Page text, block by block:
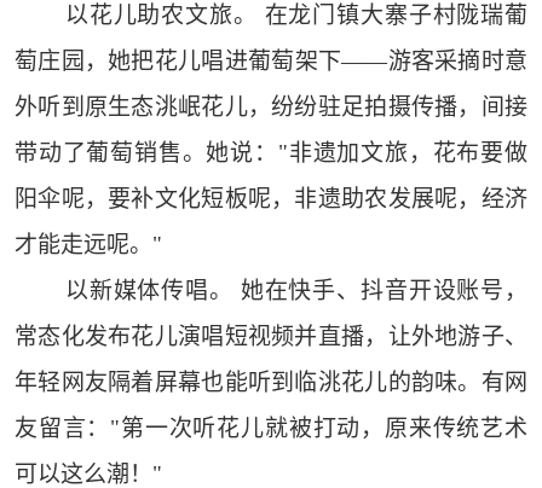
以花儿助农文旅。 在龙门镇大寨子村陇瑞葡
萄庄园，她把花儿唱进葡萄架下——游客采摘时意
外听到原生态洮岷花儿，纷纷驻足拍摄传播，间接
带动了葡萄销售。她说："非遗加文旅，花布要做
阳伞呢，要补文化短板呢，非遗助农发展呢，经济
才能走远呢。"
以新媒体传唱。 她在快手、抖音开设账号，
常态化发布花儿演唱短视频并直播，让外地游子、
年轻网友隔着屏幕也能听到临洮花儿的韵味。有网
友留言："第一次听花儿就被打动，原来传统艺术
可以这么潮！"